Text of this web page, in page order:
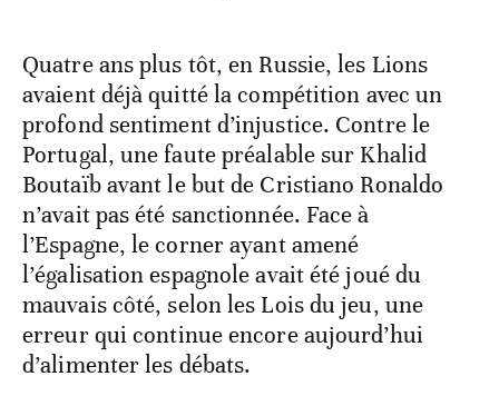
Quatre ans plus tôt, en Russie, les Lions
avaient déjà quitté la compétition avec un
profond sentiment d’injustice. Contre le
Portugal, une faute préalable sur Khalid
Boutaïb avant le but de Cristiano Ronaldo
n’avait pas été sanctionnée. Face à
l’Espagne, le corner ayant amené
l’égalisation espagnole avait été joué du
mauvais côté, selon les Lois du jeu, une
erreur qui continue encore aujourd’hui
d’alimenter les débats.